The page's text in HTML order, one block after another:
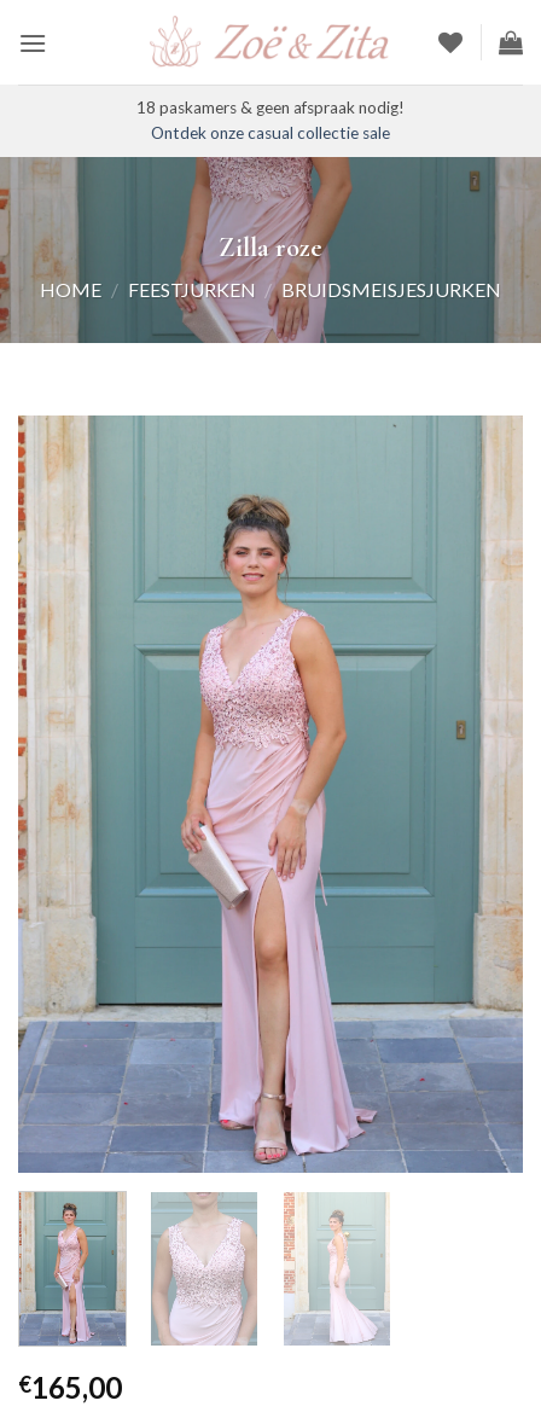
naar
18 paskamers & geen afspraak nodig!
Ontdek onze casual collectie sale
Zilla roze
HOME / FEESTJURKEN / BRUIDSMEISJESJURKEN
€165,00